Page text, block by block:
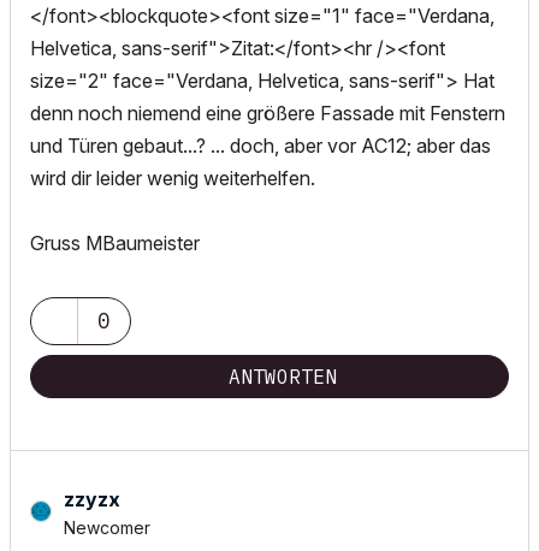
</font><blockquote><font size="1" face="Verdana,
Helvetica, sans-serif">Zitat:</font><hr /><font
size="2" face="Verdana, Helvetica, sans-serif"> Hat
denn noch niemend eine größere Fassade mit Fenstern
und Türen gebaut...? ... doch, aber vor AC12; aber das
wird dir leider wenig weiterhelfen.
Gruss MBaumeister
0
ANTWORTEN
zzyzx
Newcomer